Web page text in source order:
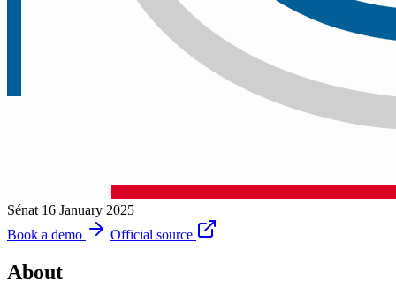
Sénat 16 January 2025
Book a demo
Official source
About